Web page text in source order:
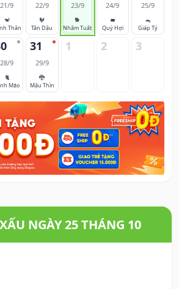
21/9
🐒
Thân
22/9
🐓
Tân Dậu
23/9
🐕
Nhâm Tuất
24/9
🐖
Quý Hợi
25/9
🐀
Giáp Tý
28/9
🐈
Mão
31
29/9
🐉
Mậu Thìn
1 2 3
NGÀY 25 THÁNG 10